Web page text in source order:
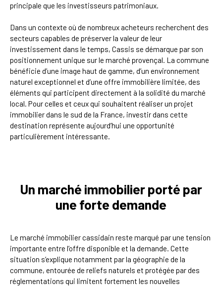
principale que les investisseurs patrimoniaux.
Dans un contexte où de nombreux acheteurs recherchent des
secteurs capables de préserver la valeur de leur
investissement dans le temps, Cassis se démarque par son
positionnement unique sur le marché provençal. La commune
bénéficie d’une image haut de gamme, d’un environnement
naturel exceptionnel et d’une offre immobilière limitée, des
éléments qui participent directement à la solidité du marché
local. Pour celles et ceux qui souhaitent réaliser un projet
immobilier dans le sud de la France, investir dans cette
destination représente aujourd’hui une opportunité
particulièrement intéressante.
Un marché immobilier porté par
une forte demande
Le marché immobilier cassidain reste marqué par une tension
importante entre l’offre disponible et la demande. Cette
situation s’explique notamment par la géographie de la
commune, entourée de reliefs naturels et protégée par des
réglementations qui limitent fortement les nouvelles